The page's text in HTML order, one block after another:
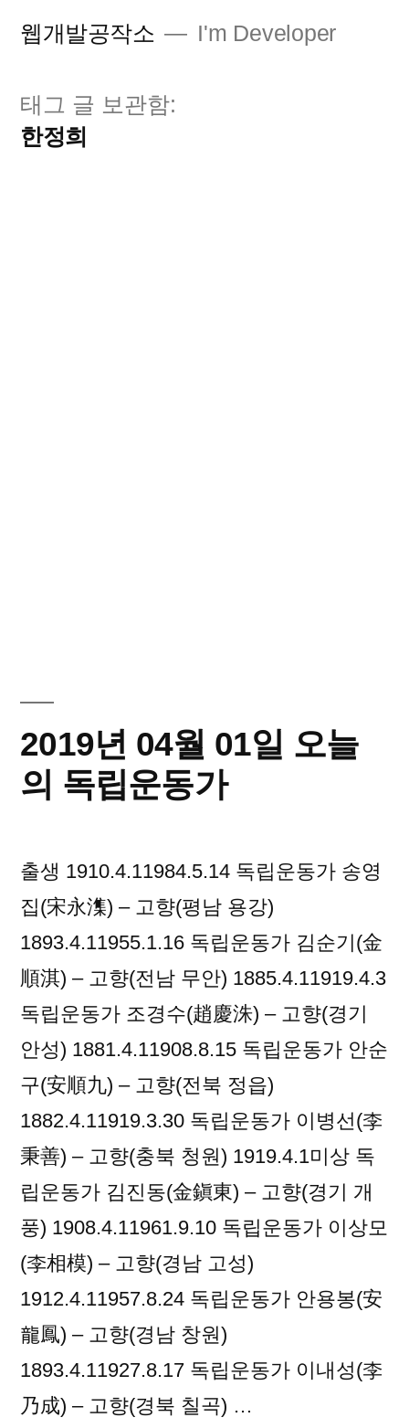
웹개발공작소 I'm Developer
태그 글 보관함:
한정희
2019년 04월 01일 오늘
의 독립운동가
출생 1910.4.11984.5.14 독립운동가 송영
집(宋永潗) – 고향(평남 용강)
1893.4.11955.1.16 독립운동가 김순기(金
順淇) – 고향(전남 무안) 1885.4.11919.4.3
독립운동가 조경수(趙慶洙) – 고향(경기
안성) 1881.4.11908.8.15 독립운동가 안순
구(安順九) – 고향(전북 정읍)
1882.4.11919.3.30 독립운동가 이병선(李
秉善) – 고향(충북 청원) 1919.4.1미상 독
립운동가 김진동(金鎭東) – 고향(경기 개
풍) 1908.4.11961.9.10 독립운동가 이상모
(李相模) – 고향(경남 고성)
1912.4.11957.8.24 독립운동가 안용봉(安
龍鳳) – 고향(경남 창원)
1893.4.11927.8.17 독립운동가 이내성(李
乃成) – 고향(경북 칠곡) …